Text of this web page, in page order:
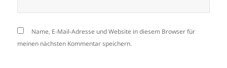
Name, E-Mail-Adresse und Website in diesem Browser für
meinen nächsten Kommentar speichern.